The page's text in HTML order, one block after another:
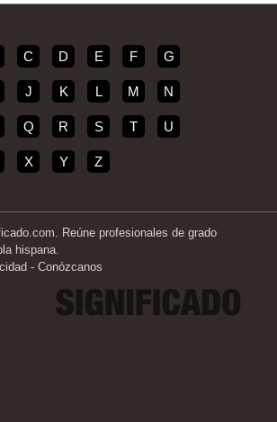
C D E F G
J K L M N
Q R S T U
X Y Z
Reúne profesionales de grado
hispana.
- Conózcanos